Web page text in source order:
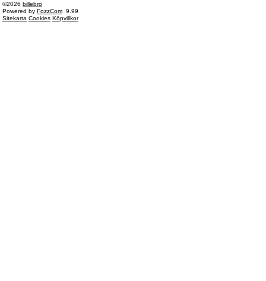
©2026 billebro
Powered by FozzCom 9.99
Sitekarta Cookies Köpvillkor